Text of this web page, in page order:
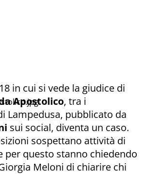
in cui si vede la giudice di
Apostolico, tra i
Lampedusa, pubblicato da
sui social, diventa un caso.
sospettano attività di
per questo stanno chiedendo
Meloni di chiarire chi